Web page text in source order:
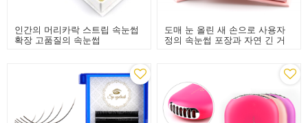
인간의 머리카락 스트립 속눈썹
확장 고품질의 속눈썹
도매 눈 올린 새 손으로 사용자
정의 속눈썹 포장과 자연 긴 거